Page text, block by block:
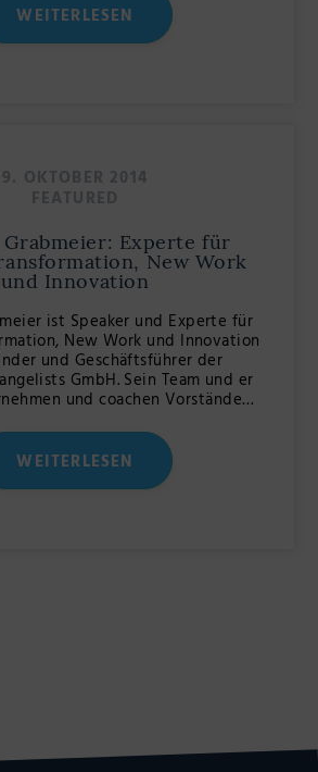
WEITERLESEN
9. OKTOBER 2014
FEATURED
Grabmeier: Experte für
New Work
und Innovation
ist Speaker und Experte für
New Work und Innovation
und Geschäftsführer der
GmbH. Sein Team und er
und coachen Vorstände…
WEITERLESEN